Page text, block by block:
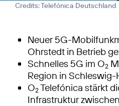
Credits: Telefónica Deutschland
Neuer 5G-
Ohrstedt in Betrieb
Schnelles 5G im O2
Region in Schleswig-
O2Telefónica stärkt
Infrastruktur